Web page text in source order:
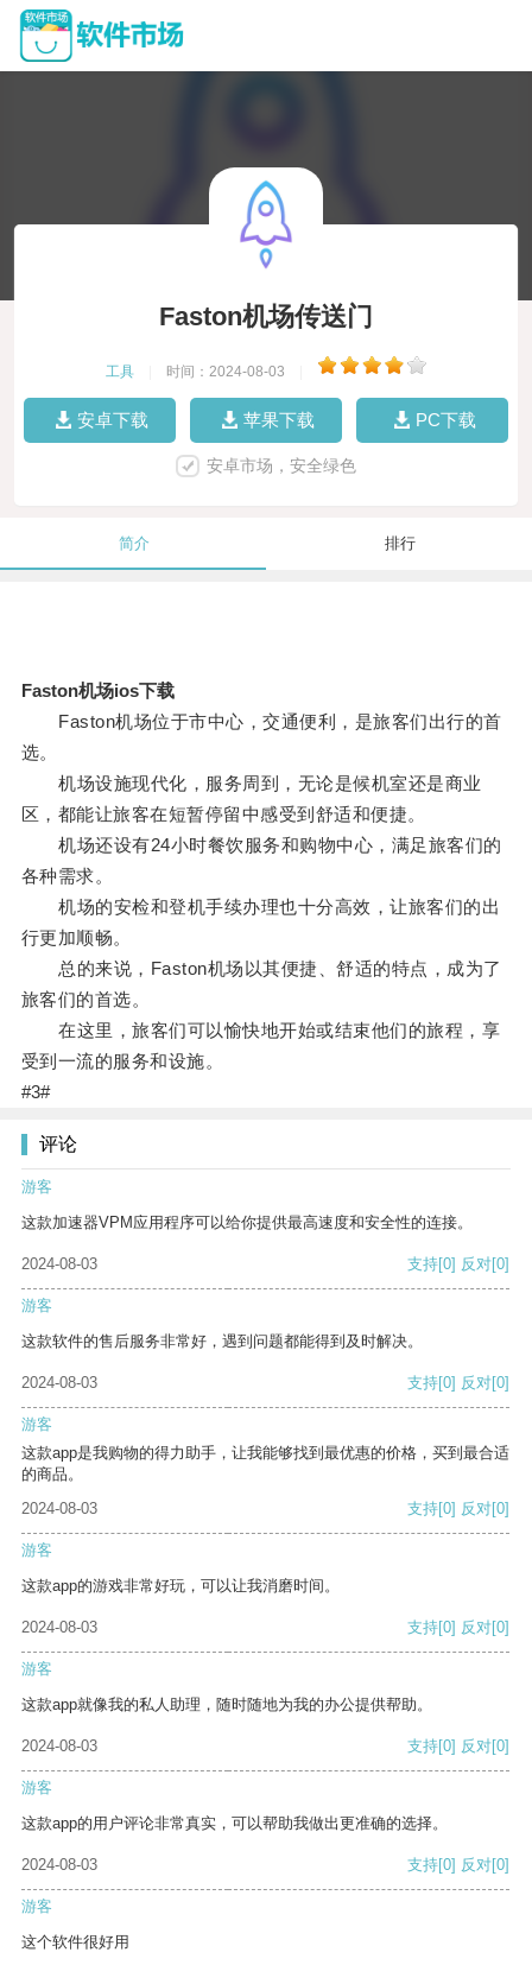
Faston机场传送门
工具 时间：2024-08-03
安卓下载 苹果下载 PC下载
安卓市场，安全绿色
简介 排行
Faston机场ios下载
Faston机场位于市中心，交通便利，是旅客们出行的首
选。
机场设施现代化，服务周到，无论是候机室还是商业
区，都能让旅客在短暂停留中感受到舒适和便捷。
机场还设有24小时餐饮服务和购物中心，满足旅客们的
各种需求。
机场的安检和登机手续办理也十分高效，让旅客们的出
行更加顺畅。
总的来说，Faston机场以其便捷、舒适的特点，成为了
旅客们的首选。
在这里，旅客们可以愉快地开始或结束他们的旅程，享
受到一流的服务和设施。
#3#
评论
游客
这款加速器VPM应用程序可以给你提供最高速度和安全性的连接。
2024-08-03 支持[0] 反对[0]
游客
这款软件的售后服务非常好，遇到问题都能得到及时解决。
2024-08-03 支持[0] 反对[0]
游客
这款app是我购物的得力助手，让我能够找到最优惠的价格，买到最合适
的商品。
2024-08-03
支持[0] 反对[0]
游客
这款app的游戏非常好玩，可以让我消磨时间。
2024-08-03 支持[0] 反对[0]
游客
这款app就像我的私人助理，随时随地为我的办公提供帮助。
2024-08-03 支持[0] 反对[0]
游客
这款app的用户评论非常真实，可以帮助我做出更准确的选择。
2024-08-03 支持[0] 反对[0]
游客
这个软件很好用